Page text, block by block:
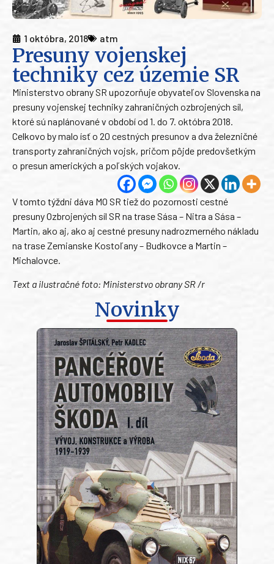
1 októbra, 2018 atm
Presuny vojenskej
techniky cez územie SR
Ministerstvo obrany SR upozorňuje obyvateľov Slovenska na
presuny vojenskej techniky zahraničných ozbrojených síl,
ktoré sú naplánované v období od 1. do 7. októbra 2018.
Celkovo by malo ísť o 20 cestných presunov a dva železničné
transporty zahraničných vojsk, pričom pôjde predovšetkým
o presun amerických a poľských vojakov.
V tomto týždni dáva MO SR tiež do pozornosti cestné
presuny Ozbrojených síl SR na trase Sása – Nitra a Sása –
Martin, ako aj, ako aj cestné presuny nadrozmerného nákladu
na trase Zemianske Kostoľany – Budkovce a Martin –
Michalovce.
Text a ilustračné foto: Ministerstvo obrany SR /r
Novinky